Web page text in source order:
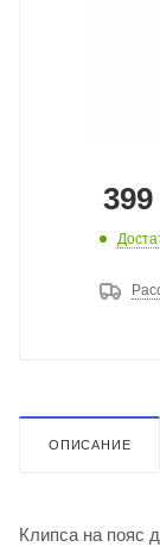
399
ОПИСАНИЕ
Клипса на пояс